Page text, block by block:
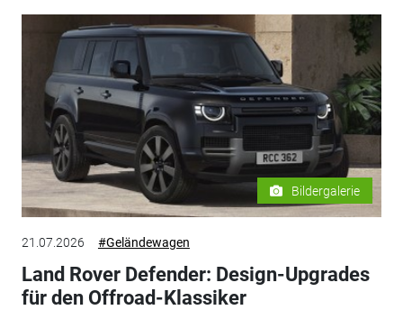
Bildergalerie
21.07.2026 #Geländewagen
Land Rover Defender: Design-Upgrades
für den Offroad-Klassiker